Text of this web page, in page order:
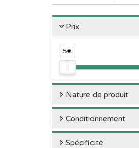
Prix
5€
Nature de produit
Conditionnement
Spécificité